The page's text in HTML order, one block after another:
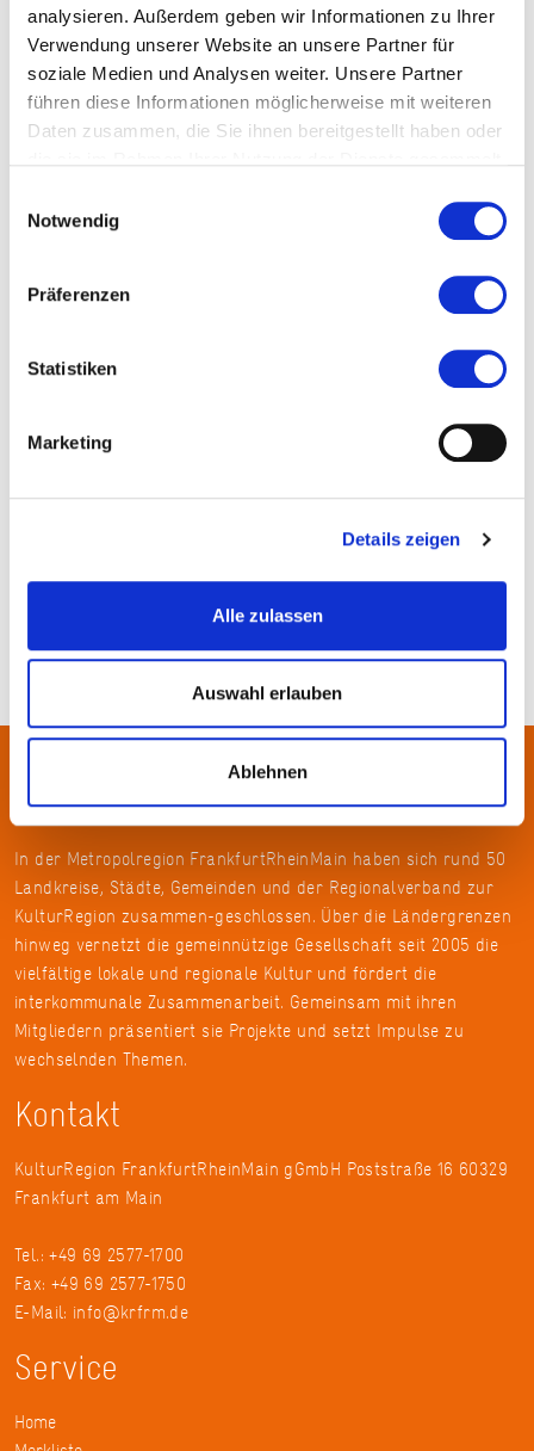
analysieren. Außerdem geben wir Informationen zu Ihrer
Verwendung unserer Website an unsere Partner für
soziale Medien und Analysen weiter. Unsere Partner
führen diese Informationen möglicherweise mit weiteren
Daten zusammen, die Sie ihnen bereitgestellt haben oder
Notwendig
Präferenzen
Statistiken
Marketing
Details zeigen
Alle zulassen
Auswahl erlauben
Ablehnen
© Magdalena Zeller
Über uns
In der Metropolregion FrankfurtRheinMain haben sich rund 50
Landkreise, Städte, Gemeinden und der Regionalverband zur
KulturRegion zusammen-geschlossen. Über die Ländergrenzen
hinweg vernetzt die gemeinnützige Gesellschaft seit 2005 die
vielfältige lokale und regionale Kultur und fördert die
interkommunale Zusammenarbeit. Gemeinsam mit ihren
Mitgliedern präsentiert sie Projekte und setzt Impulse zu
wechselnden Themen.
Kontakt
KulturRegion FrankfurtRheinMain gGmbH Poststraße 16 60329
Frankfurt am Main
Tel.: +49 69 2577-1700
Fax: +49 69 2577-1750
E-Mail: info@krfrm.de
Service
Home